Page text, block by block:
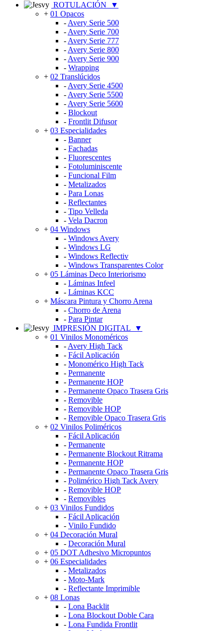
ROTULACIÓN
▼
+ 01 Opacos
- Avery Serie 500
- Avery Serie 700
- Avery Serie 777
- Avery Serie 800
- Avery Serie 900
- Wrapping
+ 02 Translúcidos
- Avery Serie 4500
- Avery Serie 5500
- Avery Serie 5600
- Blockout
- Frontlit Difusor
+ 03 Especialidades
- Banner
- Fachadas
- Fluorescentes
- Fotoluminiscente
- Funcional Film
- Metalizados
- Para Lonas
- Reflectantes
- Tipo Velleda
- Vela Dacron
+ 04 Windows
- Windows Avery
- Windows LG
- Windows Reflectiv
- Windows Transparentes Color
+ 05 Láminas Deco Interiorismo
- Láminas Infeel
- Láminas KCC
+ Máscara Pintura y Chorro Arena
- Chorro de Arena
- Para Pintar
IMPRESIÓN DIGITAL
▼
+ 01 Vinilos Monoméricos
- Avery High Tack
- Fácil Aplicación
- Monomérico High Tack
- Permanente
- Permanente HOP
- Permanente Opaco Trasera Gris
- Removible
- Removible HOP
- Removible Opaco Trasera Gris
+ 02 Vinilos Poliméricos
- Fácil Aplicación
- Permanente
- Permanente Blockout Ritrama
- Permanente HOP
- Permanente Opaco Trasera Gris
- Polimérico High Tack Avery
- Removible HOP
- Removibles
+ 03 Vinilos Fundidos
- Fácil Aplicación
- Vinilo Fundido
+ 04 Decoración Mural
- Decoración Mural
+ 05 DOT Adhesivo Micropuntos
+ 06 Especialidades
- Metalizados
- Moto-Mark
- Reflectante Imprimible
+ 08 Lonas
- Lona Backlit
- Lona Blockout Doble Cara
- Lona Fundida Frontlit